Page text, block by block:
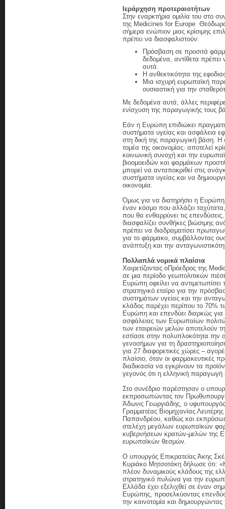
Ιεράρχηση προτεραιοτήτων
Στην εναρκτήρια ομιλία του στο
της Medicines for Europe
σήμερα ενώπιον μιας κρίσιμης
πρέπει να διασφαλιστούν:
Πρόσβαση σε προσιτά
δεδομένα, αντίθετα
αυτά.
Η ανθεκτικότητα της
Μια ισχυρή ευρωπαϊκή
ουσιαστική για την
Με δεδομένα αυτά, άλλες
ενίσχυση της παραγωγικής τους
Εάν η Ευρώπη επιδιώκει
συστήματα υγείας και ασφάλεια
στη δική της παραγωγική βάση. Η
τομέα της οικονομίας· αποτελεί
κοινωνική συνοχή και την
βιοομοειδών και φαρμάκων
μπορεί να ανταποκριθεί στις
συστήματα υγείας και να
οικονομία.
Όμως για να διατηρήσει η Ευρώπη
έναν κόσμο που αλλάζει
που θα ενθαρρύνει τις
διασφαλίζει συνθήκες βιώσιμης
πρέπει να διαδραματίσει
για το φάρμακο, συμβάλλοντας
ανάπτυξη και την
Πολλαπλά νομικά πλαίσια
Χαιρετίζοντας οΠρόεδρος της
σε μια περίοδο γεωπολιτικών
Ευρώπη οφείλει να
στρατηγικό εταίρο για την
συστημάτων υγείας και την
κλάδος παρέχει περίπου το 70%
Ευρώπη και επενδύει διαρκώς
ασφάλειας των Ευρωπαίων
των εταιρειών μελών αποτελούν
εστίασε στην πολυπλοκότητα την
γενοσήμων για τη
για 27 διαφορετικές χώρες –
πλαίσιο, όταν οι φαρμακευτικές
διαδικασία να εγκρίνουν τα
γεγονός ότι η ελληνική
Στο συνέδριο παρέστησαν ο
εκπροσωπώντας τον
Άδωνις Γεωργιάδης, ο
Γραμματέας Βιομηχανίας
Παπανδρέου, καθώς και
στελέχη μεγάλων ευρωπαϊκών
κυβερνήσεων κρατών-μελών της
ευρωπαϊκών θεσμών.
Ο υπουργός Επικρατείας Άκης
Κυριάκο Μητσοτάκη δήλωσε ότι:
πλέον δυναμικούς κλάδους της
στρατηγικό πυλώνα για την
Ελλάδα έχει εξελιχθεί σε έναν
Ευρώπης, προσελκύοντας
την καινοτομία και δημιουργώντας